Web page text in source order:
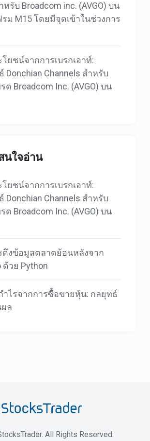
รับ Broadcom inc. (AVGO) บน
รม M15 โดยมีจุดเข้าในช่วงการ
ยชน์จากการเบรกเอาท์:
Donchian Channels สำหรับ
ด Broadcom Inc. (AVGO) บน
ใจอ่าน
ยชน์จากการเบรกเอาท์:
Donchian Channels สำหรับ
ด Broadcom Inc. (AVGO) บน
ดึงข้อมูลตลาดย้อนหลังจาก
ด้วย Python
ำไรจากการซื้อขายหุ้น: กลยุทธ์
ผล
All Rights Reserved.